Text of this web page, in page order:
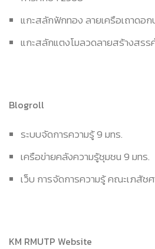
แกะสลักฟักทอง ลายเครือเถาดอก
แกะสลักแตงโมลวดลายสร้างสรร
Blogroll
ระบบจัดการความรู้ 9 มทร.
เครือข่ายคลังความรู้ชุมชน 9 มทร.
เว็บ การจัดการความรู้ คณะเภสัช
KM RMUTP Website